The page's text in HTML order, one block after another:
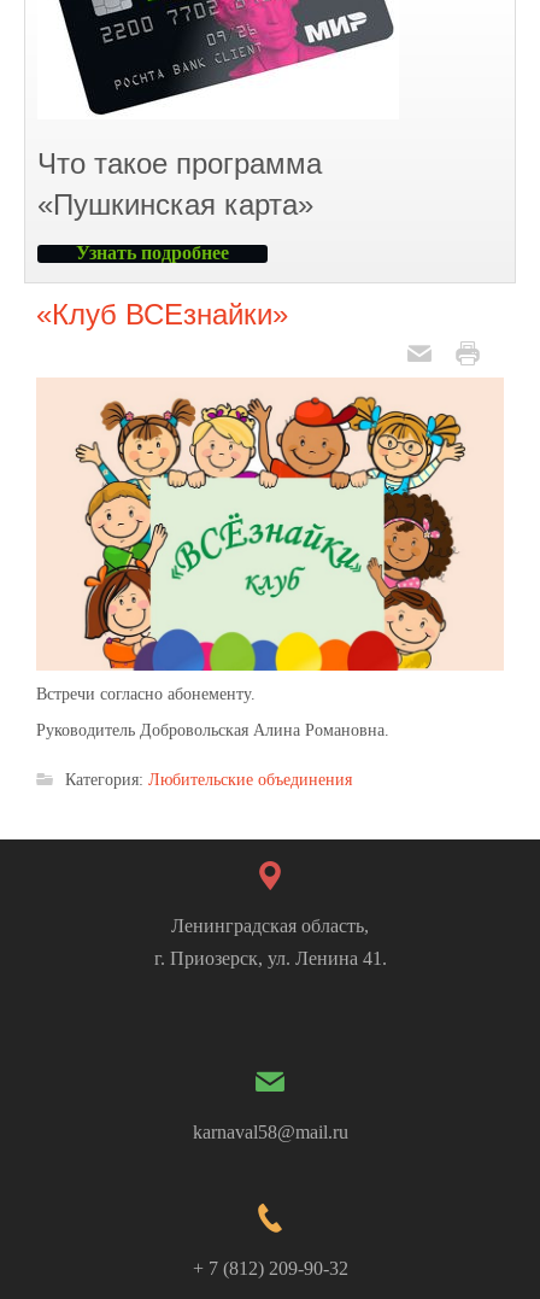
Что такое программа
«Пушкинская карта»
Узнать подробнее
«Клуб ВСЕзнайки»
Встречи согласно абонементу.
Руководитель Добровольская Алина Романовна.
Категория: Любительские объединения
Ленинградская область,
г. Приозерск, ул. Ленина 41.
karnaval58@mail.ru
+ 7 (812) 209-90-32